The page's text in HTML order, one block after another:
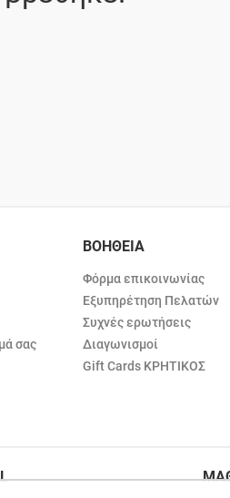
σας
ΒΟΗΘΕΙΑ
Φόρμα επικοινωνίας
Εξυπηρέτηση Πελατών
Συχνές ερωτήσεις
Διαγωνισμοί
Gift Cards ΚΡΗΤΙΚΟΣ